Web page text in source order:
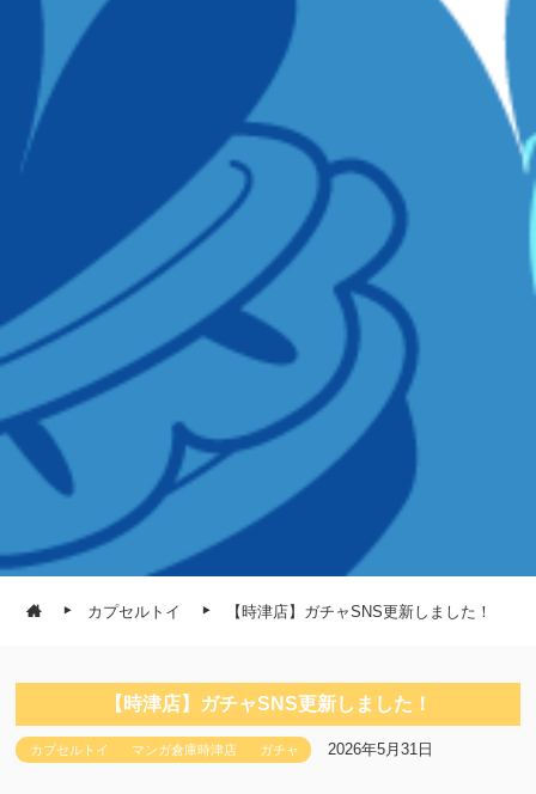
カプセルトイ 【時津店】ガチャSNS更新しました！
【時津店】ガチャSNS更新しました！
カプセルトイ マンガ倉庫時津店 ガチャ 2026年5月31日